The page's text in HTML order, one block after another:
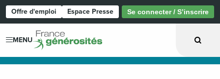
Offre d'emploi Espace Presse Se connecter / S’inscrire
MENU